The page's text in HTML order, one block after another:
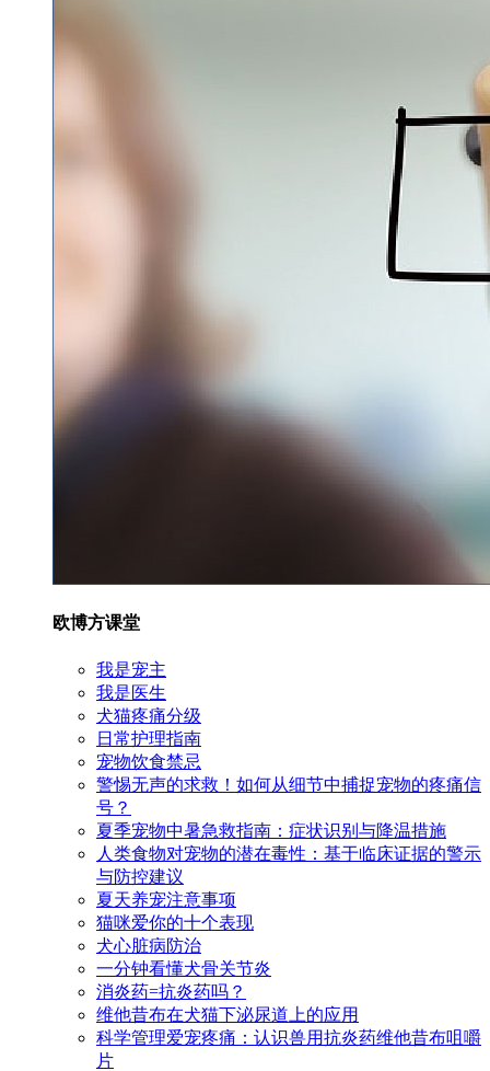
欧博方课堂
我是宠主
我是医生
犬猫疼痛分级
日常护理指南
宠物饮食禁忌
警惕无声的求救！如何从细节中捕捉宠物的疼痛信
号？
夏季宠物中暑急救指南：症状识别与降温措施
人类食物对宠物的潜在毒性：基于临床证据的警示
与防控建议
夏天养宠注意事项
猫咪爱你的十个表现
犬心脏病防治
一分钟看懂犬骨关节炎
消炎药=抗炎药吗？
维他昔布在犬猫下泌尿道上的应用
科学管理爱宠疼痛：认识兽用抗炎药维他昔布咀嚼
片